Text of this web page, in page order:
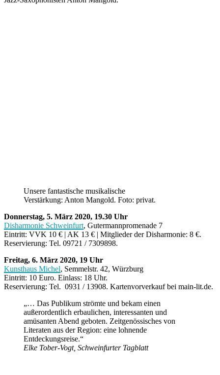
Unsere fantastische musikalische
Verstärkung: Anton Mangold. Foto: privat.
Donnerstag, 5. März 2020, 19.30 Uhr
Disharmonie Schweinfurt, Gutermannpromenade 7
Eintritt: VVK 10 € | AK 13 € | Mitglieder der Disharmonie: 8 €.
Reservierung: Tel. 09721 / 7309898.
Freitag, 6. März 2020, 19 Uhr
Kunsthaus Michel, Semmelstr. 42, Würzburg
Eintritt: 10 Euro. Einlass: 18 Uhr.
Reservierung: Tel. 0931 / 13908. Kartenvorverkauf bei main-lit.de.
„… Das Publikum strömte und bekam einen
außerordentlich erbaulichen, interessanten und
amüsanten Abend geboten. Zeitgenössisches von
Literaten aus der Region: eine lohnende
Entdeckungsreise.“
Elke Tober-Vogt, Schweinfurter Tagblatt